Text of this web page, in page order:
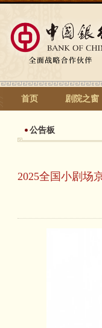
首页 剧院之窗
公告板
2025全国小剧场